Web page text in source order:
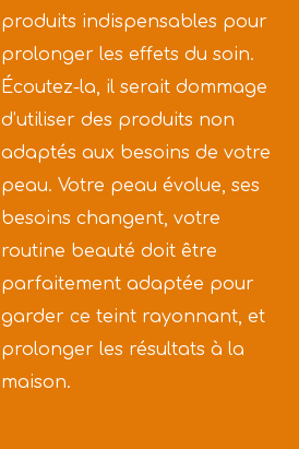
produits indispensables pour
prolonger les effets du soin.
Écoutez-la, il serait dommage
d’utiliser des produits non
adaptés aux besoins de votre
peau. Votre peau évolue, ses
besoins changent, votre
routine beauté doit être
parfaitement adaptée pour
garder ce teint rayonnant, et
prolonger les résultats à la
maison.